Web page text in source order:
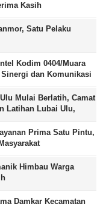
Kasih
Satu Pelaku
Kodim 0404/Muara
dan Komunikasi
Mulai Berlatih, Camat
Latihan Lubai Ulu,
Prima Satu Pintu,
Himbau Warga
Damkar Kecamatan